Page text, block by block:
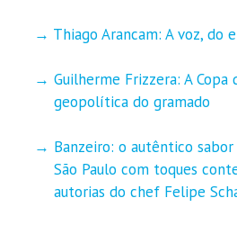
Thiago Arancam: A voz, do
Guilherme Frizzera: A Copa
geopolítica do gramado
Banzeiro: o autêntico
São Paulo com toques
autorias do chef Felipe